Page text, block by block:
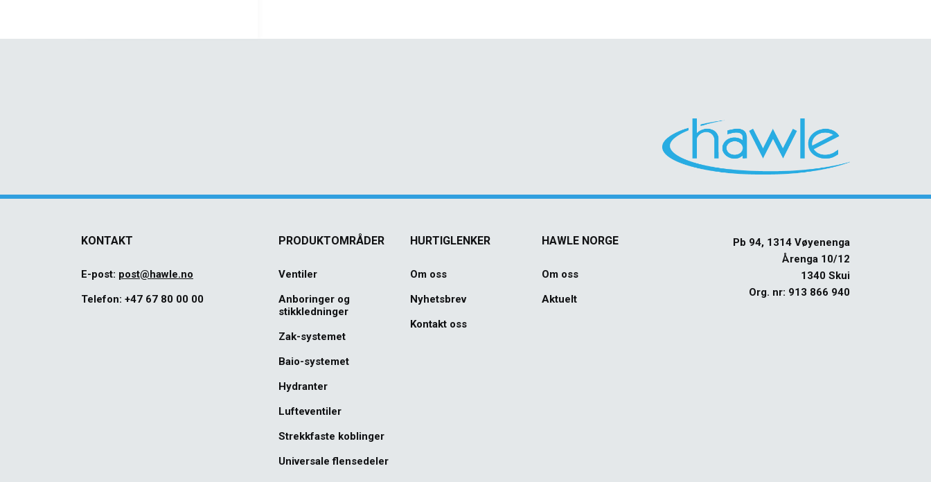
KONTAKT
E-post: post@hawle.no
Telefon: +47 67 80 00 00
PRODUKTOMRÅDER
Ventiler
Anboringer og
stikkledninger
Zak-systemet
Baio-systemet
Hydranter
Lufteventiler
Strekkfaste koblinger
Universale flensedeler
HURTIGLENKER
Om oss
Nyhetsbrev
Kontakt oss
HAWLE NORGE
Om oss
Aktuelt
Pb 94, 1314 Vøyenenga
Årenga 10/12
1340 Skui
Org. nr: 913 866 940